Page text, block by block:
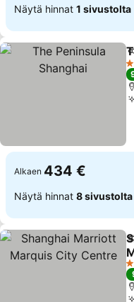
Näytä hinnat 1 sivustolta
5
Alkaen 434 €
Näytä hinnat 8 sivustolta
5